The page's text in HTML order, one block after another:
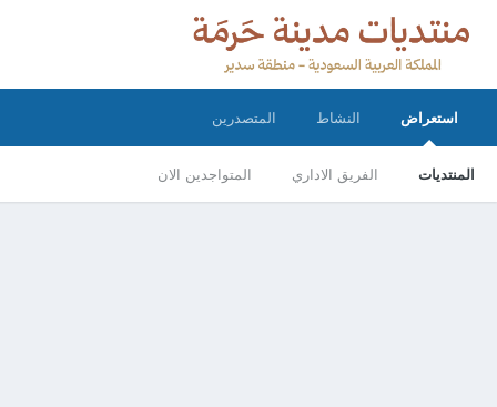
استعراض
المنتديات الفريق الاداري المتواجدين الان
النشاط المتصدرين